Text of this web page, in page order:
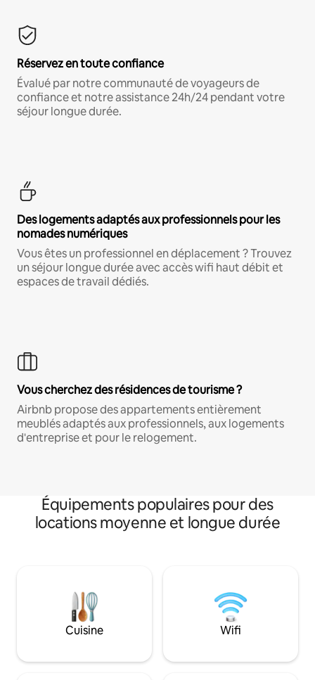
Réservez en toute confiance
Évalué par notre communauté de voyageurs de
confiance et notre assistance 24h/24 pendant votre
séjour longue durée.
Des logements adaptés aux professionnels pour les
nomades numériques
Vous êtes un professionnel en déplacement ? Trouvez
un séjour longue durée avec accès wifi haut débit et
espaces de travail dédiés.
Vous cherchez des résidences de tourisme ?
Airbnb propose des appartements entièrement
meublés adaptés aux professionnels, aux logements
d'entreprise et pour le relogement.
Équipements populaires pour des
locations moyenne et longue durée
Cuisine Wifi